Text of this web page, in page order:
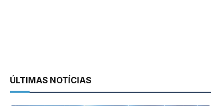
ÚLTIMAS NOTÍCIAS